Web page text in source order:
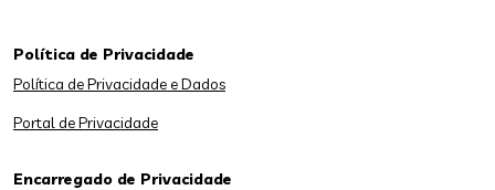
Política de Privacidade
Política de Privacidade e Dados
Portal de Privacidade
Encarregado de Privacidade